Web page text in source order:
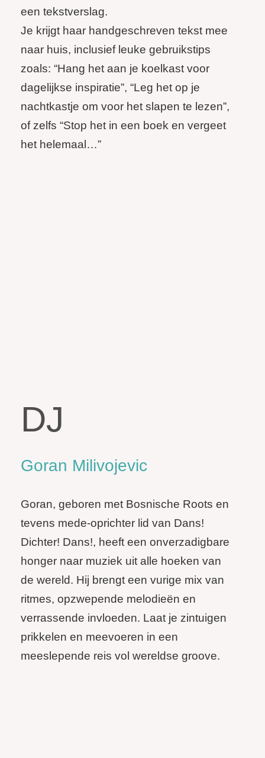
een tekstverslag.
Je krijgt haar handgeschreven tekst mee
naar huis, inclusief leuke gebruikstips
zoals: “Hang het aan je koelkast voor
dagelijkse inspiratie”, “Leg het op je
nachtkastje om voor het slapen te lezen”,
of zelfs “Stop het in een boek en vergeet
het helemaal…”
DJ
Goran Milivojevic
Goran, geboren met Bosnische Roots en
tevens mede-oprichter lid van Dans!
Dichter! Dans!, heeft een onverzadigbare
honger naar muziek uit alle hoeken van
de wereld. Hij brengt een vurige mix van
ritmes, opzwepende melodieën en
verrassende invloeden. Laat je zintuigen
prikkelen en meevoeren in een
meeslepende reis vol wereldse groove.